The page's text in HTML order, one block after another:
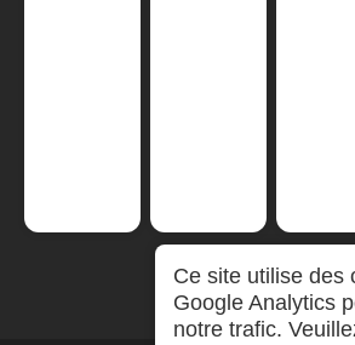
Ce site utilise des
Google Analytics
notre trafic.